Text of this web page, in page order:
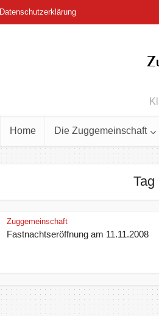
Datenschutzerklärung
Home Die Zuggemeinschaft
Tag
Zuggemeinschaft
Fastnachtseröffnung am 11.11.2008